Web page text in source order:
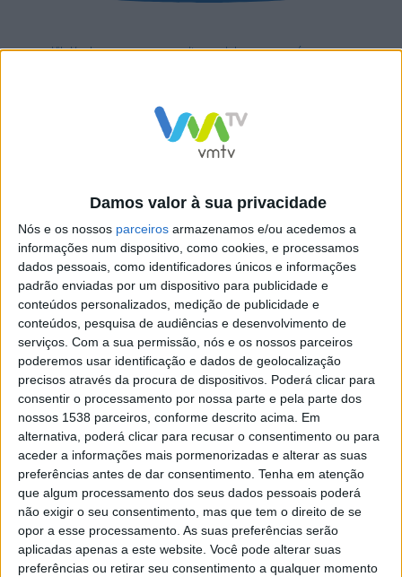
Damos valor à sua privacidade
Nós e os nossos parceiros armazenamos e/ou acedemos a
informações num dispositivo, como cookies, e processamos
dados pessoais, como identificadores únicos e informações
padrão enviadas por um dispositivo para publicidade e
conteúdos personalizados, medição de publicidade e
conteúdos, pesquisa de audiências e desenvolvimento de
serviços. Com a sua permissão, nós e os nossos parceiros
poderemos usar identificação e dados de geolocalização
precisos através da procura de dispositivos. Poderá clicar para
consentir o processamento por nossa parte e pela parte dos
nossos 1538 parceiros, conforme descrito acima. Em
alternativa, poderá clicar para recusar o consentimento ou para
aceder a informações mais pormenorizadas e alterar as suas
preferências antes de dar consentimento. Tenha em atenção
que algum processamento dos seus dados pessoais poderá
não exigir o seu consentimento, mas que tem o direito de se
opor a esse processamento. As suas preferências serão
aplicadas apenas a este website. Você pode alterar suas
preferências ou retirar seu consentimento a qualquer momento
Vila Verde prepara-se para voltar a celebrar as suas raízes com o
O maior evento do Cavalo Garrano aconteceu em Vieira do
Minho